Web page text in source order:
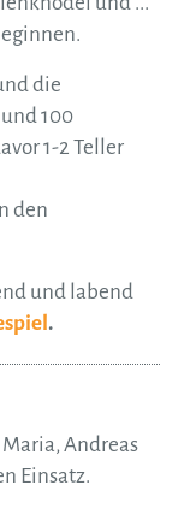
die
100
1-2 Teller
den
und labend
.
Andreas
Einsatz.